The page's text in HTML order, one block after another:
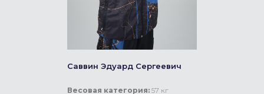
Саввин Эдуард Сергеевич
Весовая категория: 57 кг